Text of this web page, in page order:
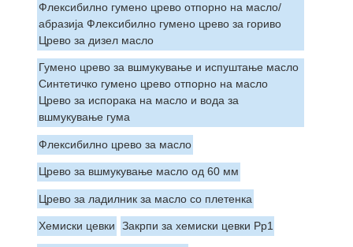
Флексибилно гумено црево отпорно на масло/
абразија Флексибилно гумено црево за гориво
Црево за дизел масло
Гумено црево за вшмукување и испуштање масло
Синтетичко гумено црево отпорно на масло
Црево за испорака на масло и вода за
вшмукување гума
Флексибилно црево за масло
Црево за вшмукување масло од 60 мм
Црево за ладилник за масло со плетенка
Хемиски цевки Закрпи за хемиски цевки Pp1